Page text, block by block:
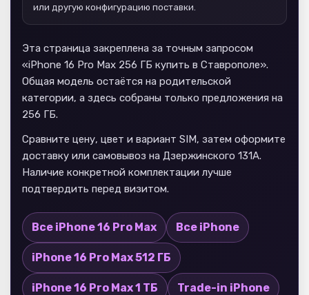
или другую конфигурацию поставки.
Эта страница закреплена за точным запросом
«iPhone 16 Pro Max 256 ГБ купить в Ставрополе».
Общая модель остаётся на родительской
категории, а здесь собраны только предложения на
256 ГБ.
Сравните цену, цвет и вариант SIM, затем оформите
доставку или самовывоз на Дзержинского 131А.
Наличие конкретной комплектации лучше
подтвердить перед визитом.
Все iPhone 16 Pro Max Все iPhone
iPhone 16 Pro Max 512 ГБ
iPhone 16 Pro Max 1 ТБ Trade-in iPhone